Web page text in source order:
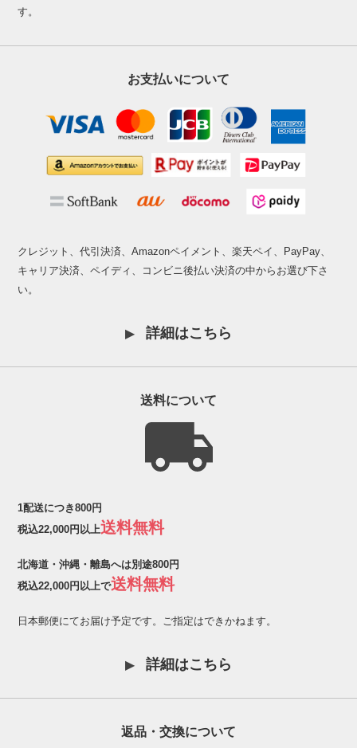
す。
お支払いについて
クレジット、代引決済、Amazonペイメント、楽天ペイ、PayPay、
キャリア決済、ペイディ、コンビニ後払い決済の中からお選び下さ
い。
詳細はこちら
送料について
1配送につき800円
税込22,000円以上送料無料
北海道・沖縄・離島へは別途800円
税込22,000円以上で送料無料
日本郵便にてお届け予定です。ご指定はできかねます。
詳細はこちら
返品・交換について